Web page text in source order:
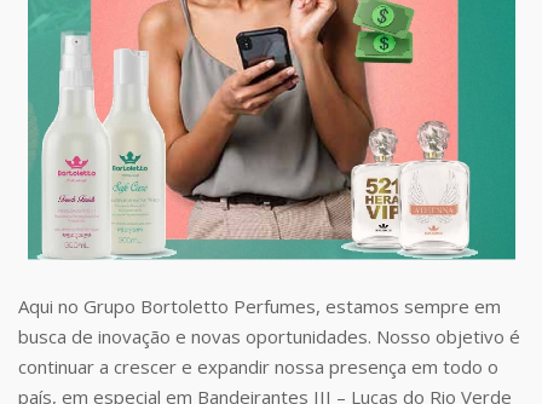
Aqui no Grupo Bortoletto Perfumes, estamos sempre em
busca de inovação e novas oportunidades. Nosso objetivo é
continuar a crescer e expandir nossa presença em todo o
país, em especial em Bandeirantes III – Lucas do Rio Verde